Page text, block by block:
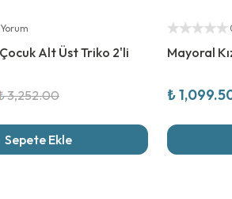
Alt Üst Triko 2'li
3,252.00
Sepete Ekle
Yetkili Satıcı
Mayoral
₺